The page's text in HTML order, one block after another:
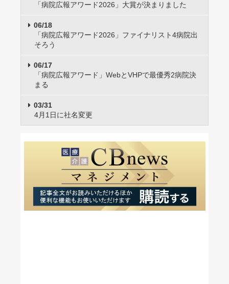
「病院広報アワード2026」大賞が決まりました
06/18
「病院広報アワード2026」ファイナリスト4病院出
そろう
06/17
「病院広報アワード」WebとVHPで最優秀2病院決
まる
03/31
4月1日に社名変更